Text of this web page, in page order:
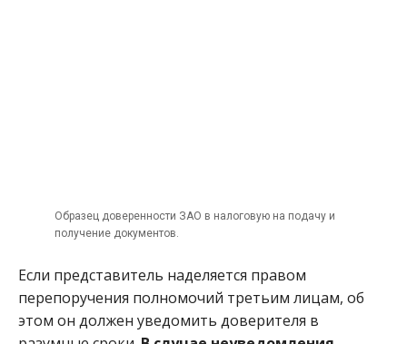
Образец доверенности ЗАО в налоговую на подачу и
получение документов.
Если представитель наделяется правом
перепоручения полномочий третьим лицам, об
этом он должен уведомить доверителя в